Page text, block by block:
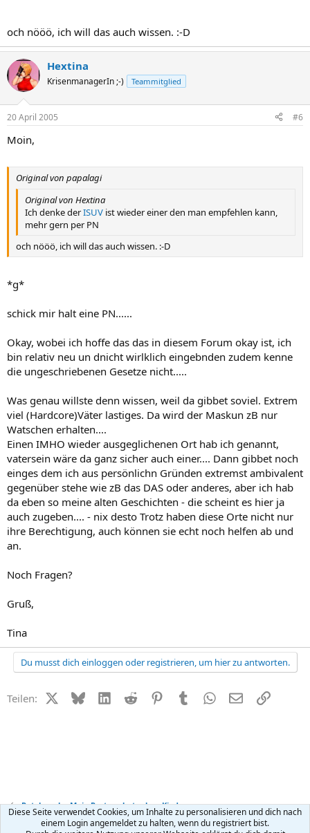
och nööö, ich will das auch wissen. :-D
Hextina
KrisenmanagerIn ;-) Teammitglied
20 April 2005 #6
Moin,
Original von papalagi
Original von Hextina
Ich denke derISUV ist wieder einer den man empfehlen kann,
mehr gern per PN
och nööö, ich will das auch wissen. :-D
*g*
schick mir halt eine PN......
Okay, wobei ich hoffe das das in diesem Forum okay ist, ich
bin relativ neu un dnicht wirlklich eingebnden zudem kenne
die ungeschriebenen Gesetze nicht.....
Was genau willste denn wissen, weil da gibbet soviel. Extrem
viel (Hardcore)Väter lastiges. Da wird der Maskun zB nur
Watschen erhalten....
Einen IMHO wieder ausgeglichenen Ort hab ich genannt,
vatersein wäre da ganz sicher auch einer.... Dann gibbet noch
einges dem ich aus persönlichn Gründen extremst ambivalent
gegenüber stehe wie zB das DAS oder anderes, aber ich hab
da eben so meine alten Geschichten - die scheint es hier ja
auch zugeben.... - nix desto Trotz haben diese Orte nicht nur
ihre Berechtigung, auch können sie echt noch helfen ab und
an.
Noch Fragen?
Gruß,
Tina
Du musst dich einloggen oder registrieren, um hier zu antworten.
Teilen: X (Twitter)
BlueskyLinkedIn
Reddit PinterestTumblr WhatsApp
E-MailLink
Patchwork - Mein Partner hat schon Kinder
Diese Seite verwendet Cookies, um Inhalte zu personalisieren und dich nach
einem Login angemeldet zu halten, wenn du registriert bist.